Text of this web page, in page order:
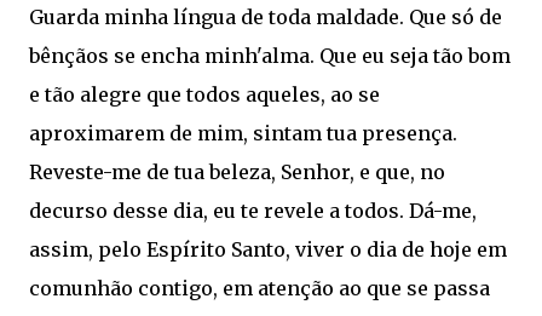
Guarda minha língua de toda maldade. Que só de
bênçãos se encha minh'alma. Que eu seja tão bom
e tão alegre que todos aqueles, ao se
aproximarem de mim, sintam tua presença.
Reveste-me de tua beleza, Senhor, e que, no
decurso desse dia, eu te revele a todos. Dá-me,
assim, pelo Espírito Santo, viver o dia de hoje em
comunhão contigo, em atenção ao que se passa